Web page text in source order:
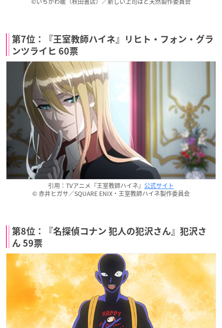
第7位：『王室教師ハイネ』リヒト・フォン・グラ
ンツライヒ 60票
引用：TVアニメ『王室教師ハイネ』 公式サイト
© 赤井ヒガサ／SQUARE ENIX・王室教師ハイネ製作委員会
第8位：『名探偵コナン 犯人の犯沢さん』犯沢さ
ん 59票